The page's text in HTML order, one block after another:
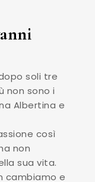
soli tre
non sono i
Albertina e
così
non
sua vita.
cambiamo e